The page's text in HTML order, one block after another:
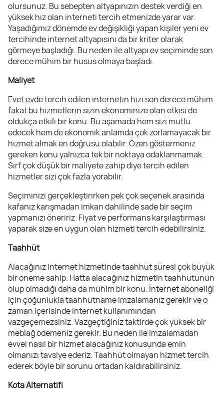
olursunuz. Bu sebepten altyapınızın destek verdiği en
yüksek hız olan interneti tercih etmenizde yarar var.
Yaşadığımız dönemde ev değişikliği yapan kişiler yeni ev
tercihinde internet altyapısını da bir kriter olarak
görmeye başladığı. Bu neden ile altyapı ev seçiminde son
derece mühim bir husus olmaya başladı.
Maliyet
Evet evde tercih edilen internetin hızı son derece mühim
fakat bu hizmetlerin sizin ekonominize olan etkisi de
oldukça etkili bir konu. Bu aşamada hem sizi mutlu
edecek hem de ekonomik anlamda çok zorlamayacak bir
hizmet almak en doğrusu olabilir. Özen göstermeniz
gereken konu yalnızca tek bir noktaya odaklanmamak.
Sırf çok düşük bir maliyete zahip diye tercih edilen
hizmetler sizi çok fazla yorabilir.
Seçiminizi gerçekleştirirken pek çok seçenek arasında
kafanız karışmadan imkan dahilinde sade bir seçim
yapmanızı öneririz. Fiyat ve performans karşılaştırması
yaparak size en uygun olan hizmeti tercih edebilirsiniz.
Taahhüt
Alacağınız internet hizmetinde taahhüt süresi çok büyük
bir öneme sahip. Hatta alacağınız hizmetin taahhütünün
olup olmadığı daha da mühim bir konu. İnternet aboneliği
için çoğunlukla taahhütname imzalamanız gerekir ve o
zaman içerisinde internet kullanımından
vazgeçemezsiniz. Vazgeçtiğiniz taktirde çok yüksek bir
meblağ ödemeniz gerekir. Bu neden ile imzalamadan
evvel nasıl bir hizmet alacağınız konusunda emin
olmanızı tavsiye ederiz. Taahhüt olmayan hizmet tercih
ederek böyle bir sorunu ortadan kaldırabilirsiniz.
Kota Alternatifi